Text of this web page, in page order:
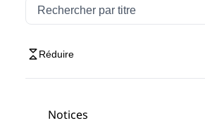
Filtrer la navigation par titre
Saisissez pour filtrer les
Réduire
Notices